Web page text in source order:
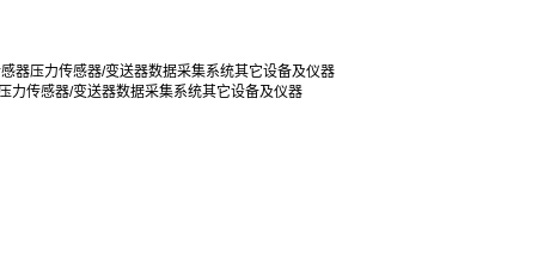
器压力传感器/变送器数据采集系统其它设备及仪器
力传感器/变送器数据采集系统其它设备及仪器